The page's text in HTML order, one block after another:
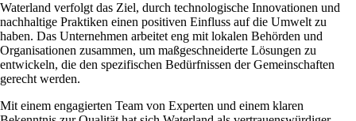
Waterland verfolgt das Ziel, durch technologische Innovationen und
nachhaltige Praktiken einen positiven Einfluss auf die Umwelt zu
haben. Das Unternehmen arbeitet eng mit lokalen Behörden und
Organisationen zusammen, um maßgeschneiderte Lösungen zu
entwickeln, die den spezifischen Bedürfnissen der Gemeinschaften
gerecht werden.
Mit einem engagierten Team von Experten und einem klaren